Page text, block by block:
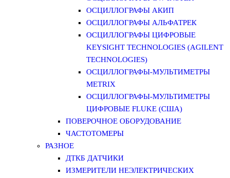
ОСЦИЛЛОГРАФЫ АКИП
ОСЦИЛЛОГРАФЫ АЛЬФАТРЕК
ОСЦИЛЛОГРАФЫ ЦИФРОВЫЕ
KEYSIGHT TECHNOLOGIES (AGILENT
TECHNOLOGIES)
ОСЦИЛЛОГРАФЫ-МУЛЬТИМЕТРЫ
METRIX
ОСЦИЛЛОГРАФЫ-МУЛЬТИМЕТРЫ
ЦИФРОВЫЕ FLUKE (США)
ПОВЕРОЧНОЕ ОБОРУДОВАНИЕ
ЧАСТОТОМЕРЫ
РАЗНОЕ
ДТКБ ДАТЧИКИ
ИЗМЕРИТЕЛИ НЕЭЛЕКТРИЧЕСКИХ